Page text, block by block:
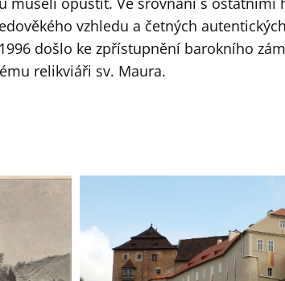
vzhledu a četných
došlo ke zpřístupnění barokního
relikviáři sv. Maura.